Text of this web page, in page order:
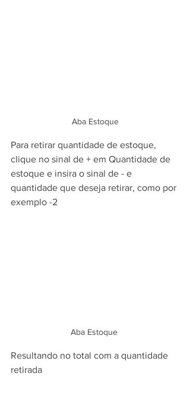
Aba Estoque
Para retirar quantidade de estoque,
clique no sinal de + em Quantidade de
estoque e insira o sinal de - e
quantidade que deseja retirar, como por
exemplo -2
Aba Estoque
Resultando no total com a quantidade
retirada